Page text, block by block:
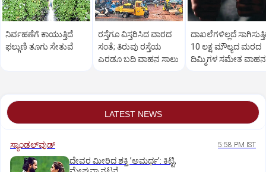
ನಿರ್ವಹಣೆಗೆ ಕಾಯುತ್ತಿದೆ
ಫಲ್ಗುಣಿ ತೂಗು ಸೇತುವೆ
ರಸ್ತೆಗೂ ವಿಸ್ತರಿಸಿದ ವಾರದ
ಸಂತೆ; ತಿರುವು ರಸ್ತೆಯ
ಎರಡೂ ಬದಿ ವಾಹನ ಸಾಲು
ದಾಖಲೆಗಳಿಲ್ಲದೆ
10 ಲಕ್ಷ ಮೌಲ್ಯದ ಮರದ
ದಿಮ್ಮಿಗಳ ಸಮೇತ ವಾಹನ
LATEST NEWS
ಸ್ಯಾಂಡಲ್‌ವುಡ್‌ 5:58 PM IST
ದೇವರ ಮೀರಿದ ಶಕ್ತಿ ʼಅಮರ್ಥʼ: ಕಿಟ್ಟಿ,